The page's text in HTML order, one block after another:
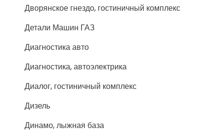
Дворянское гнездо, гостиничный комплекс
Детали Машин ГАЗ
Диагностика авто
Диагностика, автоэлектрика
Диалог, гостиничный комплекс
Дизель
Динамо, лыжная база